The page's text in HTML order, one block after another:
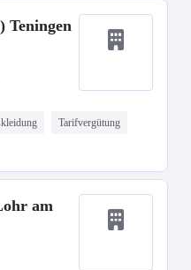
Teningen
Tarifvergütung
am